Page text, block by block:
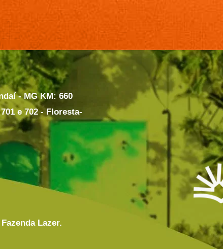
- MG KM: 660
e 702 - Floresta-
Lazer.